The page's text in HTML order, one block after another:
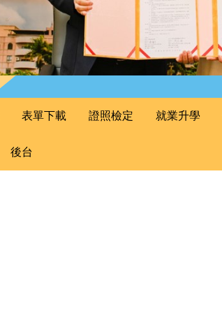
表單下載 證照檢定 就業升學
後台